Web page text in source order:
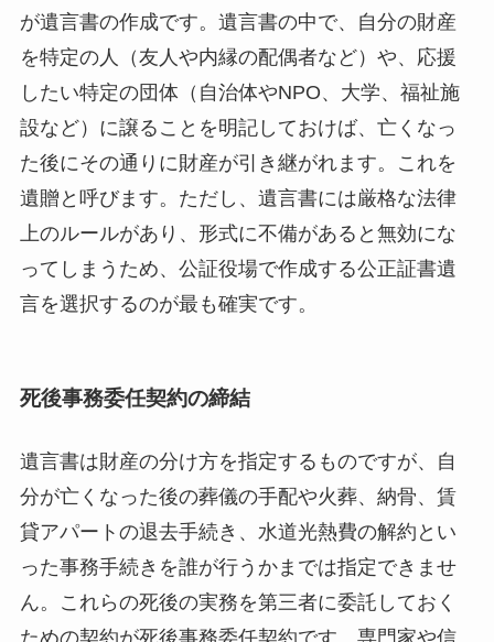
が遺言書の作成です。遺言書の中で、自分の財産
を特定の人（友人や内縁の配偶者など）や、応援
したい特定の団体（自治体やNPO、大学、福祉施
設など）に譲ることを明記しておけば、亡くなっ
た後にその通りに財産が引き継がれます。これを
遺贈と呼びます。ただし、遺言書には厳格な法律
上のルールがあり、形式に不備があると無効にな
ってしまうため、公証役場で作成する公正証書遺
言を選択するのが最も確実です。
死後事務委任契約の締結
遺言書は財産の分け方を指定するものですが、自
分が亡くなった後の葬儀の手配や火葬、納骨、賃
貸アパートの退去手続き、水道光熱費の解約とい
った事務手続きを誰が行うかまでは指定できませ
ん。これらの死後の実務を第三者に委託しておく
ための契約が死後事務委任契約です。専門家や信